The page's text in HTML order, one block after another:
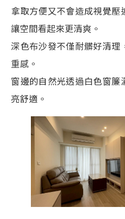
拿取方便又不會造成視覺壓
讓空間看起來更清爽。
深色布沙發不僅耐髒好清理
重感。
窗邊的自然光透過白色窗簾
亮舒適。